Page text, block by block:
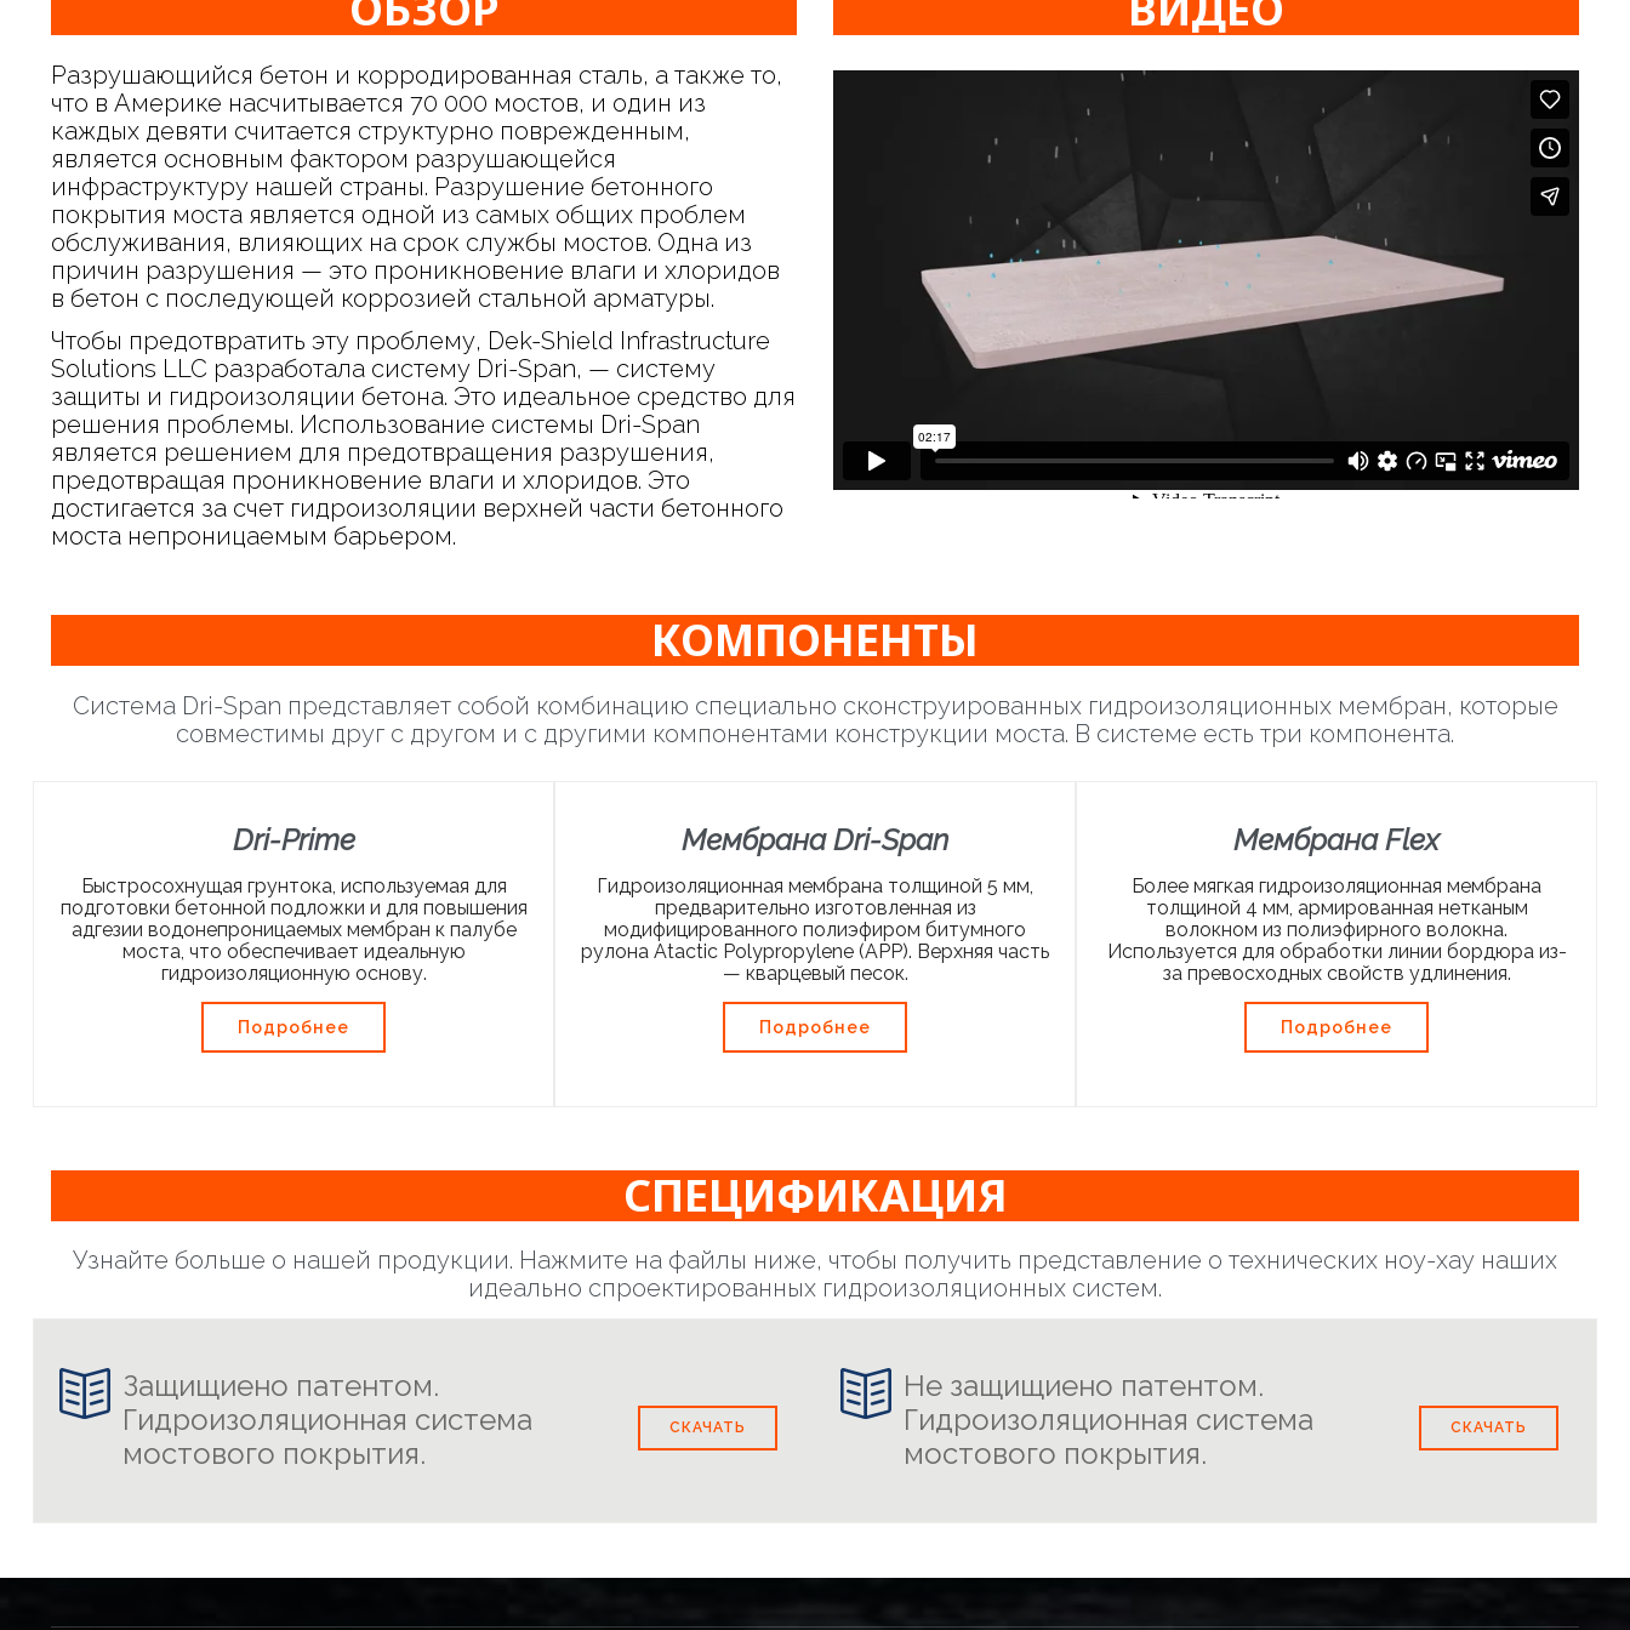
Разрушающийся бетон и корродированная сталь, а также то,
что в Америке насчитывается 70 000 мостов, и один из
каждых девяти считается структурно поврежденным,
является основным фактором разрушающейся
инфраструктуру нашей страны. Разрушение бетонного
покрытия моста является одной из самых общих проблем
обслуживания, влияющих на срок службы мостов. Одна из
причин разрушения — это проникновение влаги и хлоридов
в бетон с последующей коррозией стальной арматуры.
Чтобы предотвратить эту проблему, Dek-Shield Infrastructure
Solutions LLC разработала систему Dri-Span, — систему
защиты и гидроизоляции бетона. Это идеальное средство для
решения проблемы. Использование системы Dri-Span
является решением для предотвращения разрушения,
предотвращая проникновение влаги и хлоридов. Это
достигается за счет гидроизоляции верхней части бетонного
моста непроницаемым барьером.
КОМПОНЕНТЫ
Система Dri-Span представляет собой комбинацию специально сконструированных гидроизоляционных мембран, которые
совместимы друг с другом и с другими компонентами конструкции моста. В системе есть три компонента.
Dri-Prime
Быстросохнущая грунтока, используемая для
подготовки бетонной подложки и для повышения
адгезии водонепроницаемых мембран к палубе
моста, что обеспечивает идеальную
гидроизоляционную основу.
Подробнее
Мембрана Dri-Span
Гидроизоляционная мембрана толщиной 5 мм,
предварительно изготовленная из
модифицированного полиэфиром битумного
рулона Atactic Polypropylene (APP). Верхняя часть
— кварцевый песок.
Подробнее
Мембрана Flex
Более мягкая гидроизоляционная мембрана
толщиной 4 мм, армированная нетканым
волокном из полиэфирного волокна.
Используется для обработки линии бордюра из-
за превосходных свойств удлинения.
Подробнее
СПЕЦИФИКАЦИЯ
Узнайте больше о нашей продукции. Нажмите на файлы ниже, чтобы получить представление о технических ноу-хау наших
идеально спроектированных гидроизоляционных систем.
 Защищиено патентом.
Гидроизоляционная система
мостового покрытия.
СКАЧАТЬ
 Не защищиено патентом.
Гидроизоляционная система
мостового покрытия.
СКАЧАТЬ